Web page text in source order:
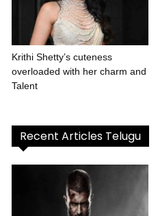
Krithi Shetty’s cuteness
overloaded with her charm and
Talent
Recent Articles Telugu